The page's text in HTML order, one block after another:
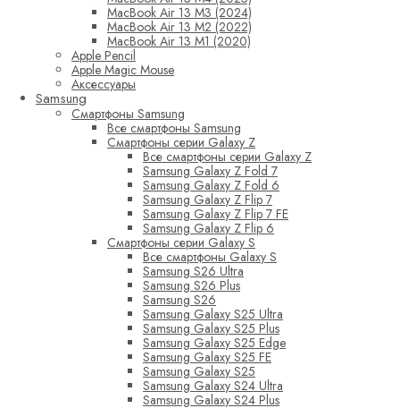
MacBook Air 13 M3 (2024)
MacBook Air 13 M2 (2022)
MacBook Air 13 M1 (2020)
Apple Pencil
Apple Magic Mouse
Аксессуары
Samsung
Смартфоны Samsung
Все смартфоны Samsung
Смартфоны серии Galaxy Z
Все смартфоны серии Galaxy Z
Samsung Galaxy Z Fold 7
Samsung Galaxy Z Fold 6
Samsung Galaxy Z Flip 7
Samsung Galaxy Z Flip 7 FE
Samsung Galaxy Z Flip 6
Смартфоны серии Galaxy S
Все смартфоны Galaxy S
Samsung S26 Ultra
Samsung S26 Plus
Samsung S26
Samsung Galaxy S25 Ultra
Samsung Galaxy S25 Plus
Samsung Galaxy S25 Edge
Samsung Galaxy S25 FE
Samsung Galaxy S25
Samsung Galaxy S24 Ultra
Samsung Galaxy S24 Plus